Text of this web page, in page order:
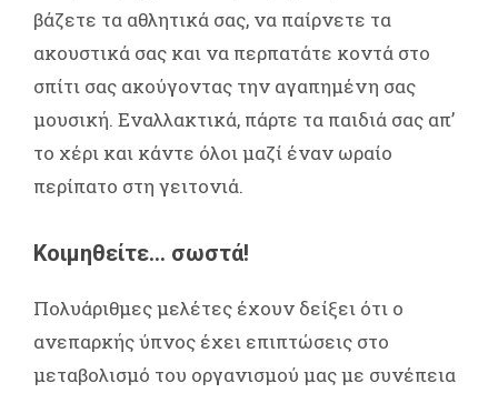
βάζετε τα αθλητικά σας, να παίρνετε τα
ακουστικά σας και να περπατάτε κοντά στο
σπίτι σας ακούγοντας την αγαπημένη σας
μουσική. Εναλλακτικά, πάρτε τα παιδιά σας απ’
το χέρι και κάντε όλοι μαζί έναν ωραίο
περίπατο στη γειτονιά.
Κοιμηθείτε… σωστά!
Πολυάριθμες μελέτες έχουν δείξει ότι ο
ανεπαρκής ύπνος έχει επιπτώσεις στο
μεταβολισμό του οργανισμού μας με συνέπεια